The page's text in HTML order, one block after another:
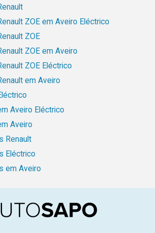
ZOE em Aveiro Eléctrico
ZOE
ZOE em Aveiro
ZOE Eléctrico
em Aveiro
Aveiro Eléctrico
Aveiro
Renault
Eléctrico
em Aveiro